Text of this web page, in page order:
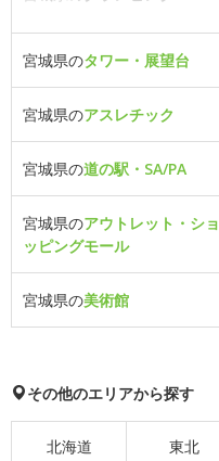
宮城県のタワー・展望台
宮城県のアスレチック
宮城県の道の駅・SA/PA
宮城県のアウトレット・ショ
ッピングモール
宮城県の美術館
その他のエリアから探す
北海道 東北